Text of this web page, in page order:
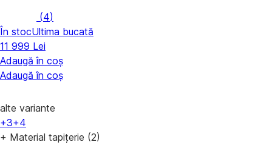
(4)
În stocUltima bucată
11 999 Lei
Adaugă în coș
Adaugă în coș
alte variante
+3+4
+ Material tapițerie (2)